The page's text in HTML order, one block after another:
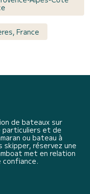
France
de bateaux sur
particuliers et de
ou bateau à
skipper, réservez une
met en relation